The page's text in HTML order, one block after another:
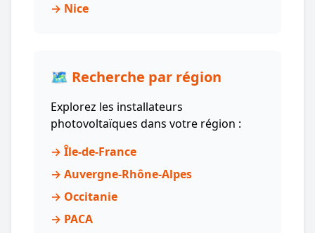
→ Nice
🗺️ Recherche par région
Explorez les installateurs
photovoltaïques dans votre région :
→ Île-de-France
→ Auvergne-Rhône-Alpes
→ Occitanie
→ PACA